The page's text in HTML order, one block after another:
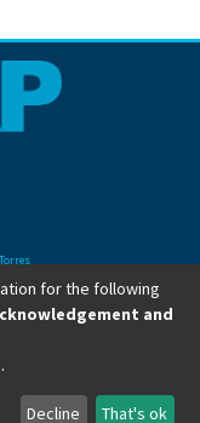
- BUAP 2024. All right reserved.
for the following
and
.
Decline That's ok